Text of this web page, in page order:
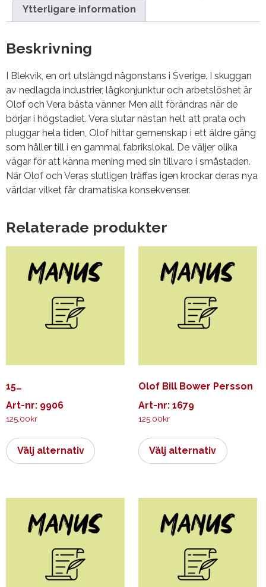
Ytterligare information
Beskrivning
I Blekvik, en ort utslängd någonstans i Sverige. I skuggan
av nedlagda industrier, lågkonjunktur och arbetslöshet är
Olof och Vera bästa vänner. Men allt förändras när de
börjar i högstadiet. Vera slutar nästan helt att prata och
pluggar hela tiden, Olof hittar gemenskap i ett äldre gäng
som håller till i en gammal fabrikslokal. De väljer olika
vägar för att känna mening med sin tillvaro i småstaden.
När Olof och Veras slutligen träffas igen krockar deras nya
världar vilket får dramatiska konsekvenser.
Relaterade produkter
15…
Art-nr: 9906
125.00kr
Välj alternativ
här
De
olika
Olof Bill Bower Persson
Art-nr: 1679
125.00kr
Välj alternativ
här
De
olika